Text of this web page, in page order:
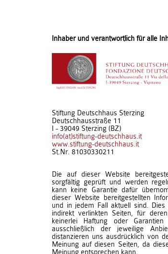
Inhaber und verantwortlich für alle
Stiftung Deutschhaus Sterzing
Deutschhausstraße 11
I - 39049 Sterzing (BZ)
info(at)stiftung-deutschhaus.it
www.stiftung-deutschhaus.it
St.Nr. 81030330211
Die auf dieser Website
sorgfältig geprüft und werden
kann keine Garantie dafür
dieser Website bereitgestellten
und in jedem Fall aktuell sind.
indirekt verlinkten Seiten, für
keinerlei Haftung oder
ausschließlich der jeweilige
distanzieren uns ausdrücklich von
Meinung auf diesen Seiten, da
Meinung entsprechen kann.